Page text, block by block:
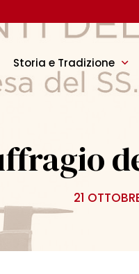
Storia e Tradizione
21